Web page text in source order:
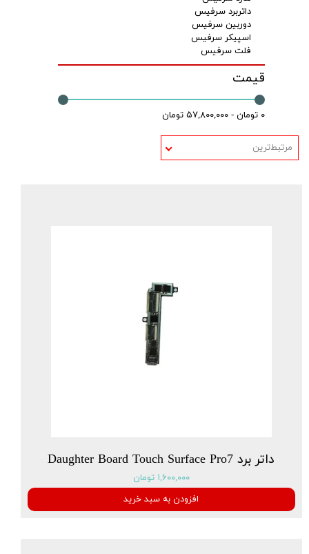
داتربرد سرفیس
دوربین سرفیس
اسپیکر سرفیس
فلت سرفیس
قیمت
۰ تومان - ۵۷,۸۰۰,۰۰۰ تومان
مرتبط‌ترین
داتر برد Daughter Board Touch Surface Pro7
۱,۶۰۰,۰۰۰ تومان
افزودن به سبد خرید